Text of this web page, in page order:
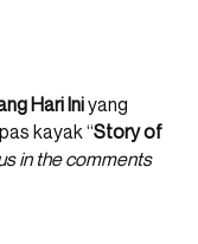
Hari Iniyang
kayak “Story of
in the comments